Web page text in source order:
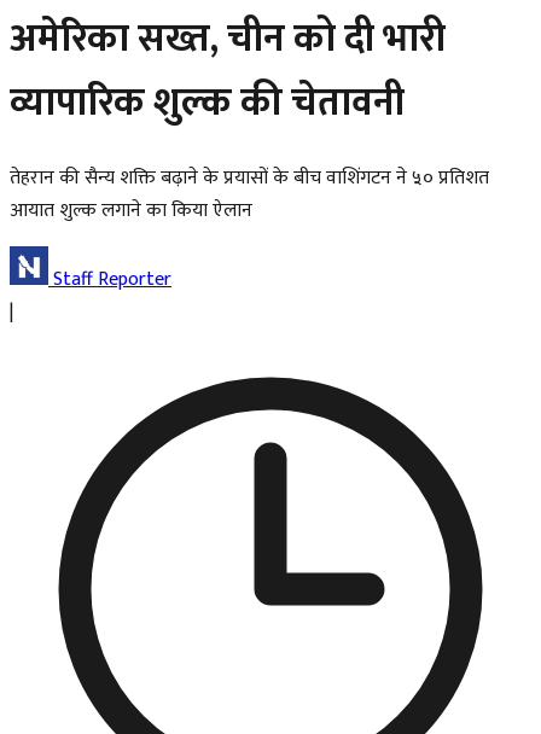
अमेरिका सख्त, चीन को दी भारी
व्यापारिक शुल्क की चेतावनी
तेहरान की सैन्य शक्ति बढ़ाने के प्रयासों के बीच वाशिंगटन ने ५० प्रतिशत
आयात शुल्क लगाने का किया ऐलान
Staff Reporter
|